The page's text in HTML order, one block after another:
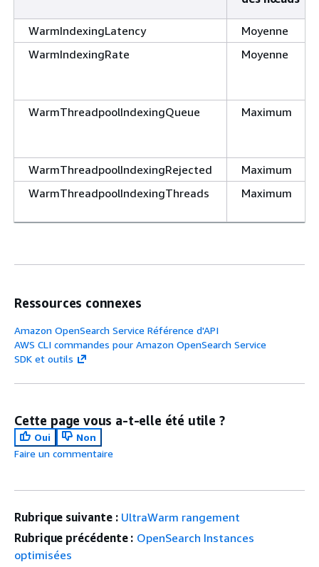
WarmIndexingLatency
Moyenne
WarmIndexingRate
Moyenne
WarmThreadpoolIndexingQueue Maximum
WarmThreadpoolIndexingRejected
Maximum
WarmThreadpoolIndexingThreads
Maximum
Ressources connexes
Amazon OpenSearch Service Référence d'API
AWS CLI commandes pour Amazon OpenSearch Service
SDK et outils
Cette page vous a-t-elle été utile ?
Oui
Non
Faire un commentaire
Rubrique suivante : UltraWarm rangement
Rubrique précédente : OpenSearch Instances
optimisées